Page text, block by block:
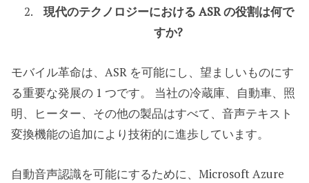
現代のテクノロジーにおける ASR の役割は何で
すか?
モバイル革命は、ASR を可能にし、望ましいものにす
る重要な発展の 1 つです。 当社の冷蔵庫、自動車、照
明、ヒーター、その他の製品はすべて、音声テキスト
変換機能の追加により技術的に進歩しています。
自動音声認識を可能にするために、Microsoft Azure